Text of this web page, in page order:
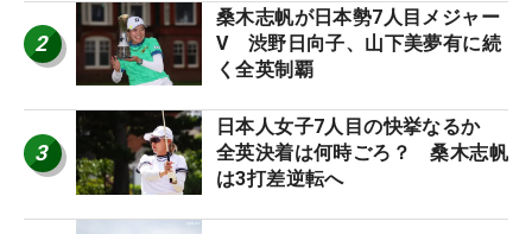
2
桑木志帆が日本勢7人目メジャー
V 渋野日向子、山下美夢有に続
く全英制覇
3
日本人女子7人目の快挙なるか
全英決着は何時ごろ？ 桑木志帆
は3打差逆転へ